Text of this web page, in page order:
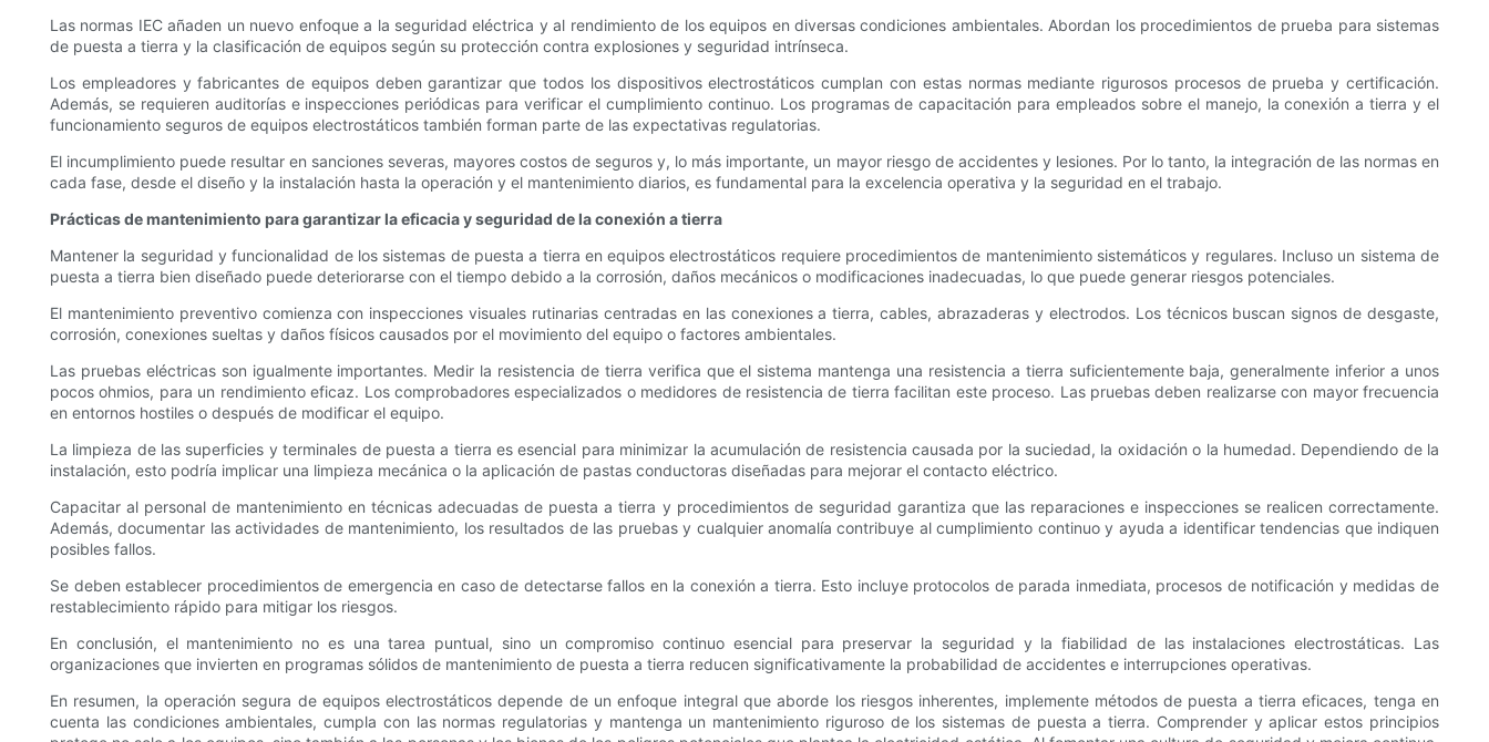
Las normas IEC añaden un nuevo enfoque a la seguridad eléctrica y al rendimiento de los equipos en diversas condiciones ambientales. Abordan los procedimientos de prueba para sistemas
de puesta a tierra y la clasificación de equipos según su protección contra explosiones y seguridad intrínseca.
Los empleadores y fabricantes de equipos deben garantizar que todos los dispositivos electrostáticos cumplan con estas normas mediante rigurosos procesos de prueba y certificación.
Además, se requieren auditorías e inspecciones periódicas para verificar el cumplimiento continuo. Los programas de capacitación para empleados sobre el manejo, la conexión a tierra y el
funcionamiento seguros de equipos electrostáticos también forman parte de las expectativas regulatorias.
El incumplimiento puede resultar en sanciones severas, mayores costos de seguros y, lo más importante, un mayor riesgo de accidentes y lesiones. Por lo tanto, la integración de las normas en
cada fase, desde el diseño y la instalación hasta la operación y el mantenimiento diarios, es fundamental para la excelencia operativa y la seguridad en el trabajo.
Prácticas de mantenimiento para garantizar la eficacia y seguridad de la conexión a tierra
Mantener la seguridad y funcionalidad de los sistemas de puesta a tierra en equipos electrostáticos requiere procedimientos de mantenimiento sistemáticos y regulares. Incluso un sistema de
puesta a tierra bien diseñado puede deteriorarse con el tiempo debido a la corrosión, daños mecánicos o modificaciones inadecuadas, lo que puede generar riesgos potenciales.
El mantenimiento preventivo comienza con inspecciones visuales rutinarias centradas en las conexiones a tierra, cables, abrazaderas y electrodos. Los técnicos buscan signos de desgaste,
corrosión, conexiones sueltas y daños físicos causados ​​por el movimiento del equipo o factores ambientales.
Las pruebas eléctricas son igualmente importantes. Medir la resistencia de tierra verifica que el sistema mantenga una resistencia a tierra suficientemente baja, generalmente inferior a unos
pocos ohmios, para un rendimiento eficaz. Los comprobadores especializados o medidores de resistencia de tierra facilitan este proceso. Las pruebas deben realizarse con mayor frecuencia
en entornos hostiles o después de modificar el equipo.
La limpieza de las superficies y terminales de puesta a tierra es esencial para minimizar la acumulación de resistencia causada por la suciedad, la oxidación o la humedad. Dependiendo de la
instalación, esto podría implicar una limpieza mecánica o la aplicación de pastas conductoras diseñadas para mejorar el contacto eléctrico.
Capacitar al personal de mantenimiento en técnicas adecuadas de puesta a tierra y procedimientos de seguridad garantiza que las reparaciones e inspecciones se realicen correctamente.
Además, documentar las actividades de mantenimiento, los resultados de las pruebas y cualquier anomalía contribuye al cumplimiento continuo y ayuda a identificar tendencias que indiquen
posibles fallos.
Se deben establecer procedimientos de emergencia en caso de detectarse fallos en la conexión a tierra. Esto incluye protocolos de parada inmediata, procesos de notificación y medidas de
restablecimiento rápido para mitigar los riesgos.
En conclusión, el mantenimiento no es una tarea puntual, sino un compromiso continuo esencial para preservar la seguridad y la fiabilidad de las instalaciones electrostáticas. Las
organizaciones que invierten en programas sólidos de mantenimiento de puesta a tierra reducen significativamente la probabilidad de accidentes e interrupciones operativas.
En resumen, la operación segura de equipos electrostáticos depende de un enfoque integral que aborde los riesgos inherentes, implemente métodos de puesta a tierra eficaces, tenga en
cuenta las condiciones ambientales, cumpla con las normas regulatorias y mantenga un mantenimiento riguroso de los sistemas de puesta a tierra. Comprender y aplicar estos principios